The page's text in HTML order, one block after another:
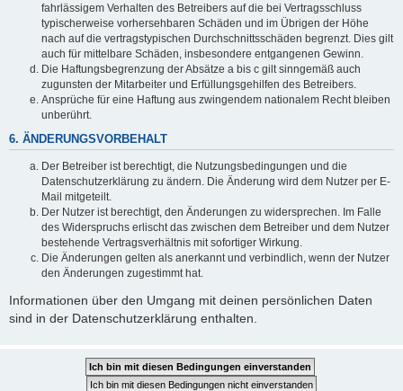
fahrlässigem Verhalten des Betreibers auf die bei Vertragsschluss
typischerweise vorhersehbaren Schäden und im Übrigen der Höhe
nach auf die vertragstypischen Durchschnittsschäden begrenzt. Dies gilt
auch für mittelbare Schäden, insbesondere entgangenen Gewinn.
Die Haftungsbegrenzung der Absätze a bis c gilt sinngemäß auch
zugunsten der Mitarbeiter und Erfüllungsgehilfen des Betreibers.
Ansprüche für eine Haftung aus zwingendem nationalem Recht bleiben
unberührt.
6. ÄNDERUNGSVORBEHALT
Der Betreiber ist berechtigt, die Nutzungsbedingungen und die
Datenschutzerklärung zu ändern. Die Änderung wird dem Nutzer per E-
Mail mitgeteilt.
Der Nutzer ist berechtigt, den Änderungen zu widersprechen. Im Falle
des Widerspruchs erlischt das zwischen dem Betreiber und dem Nutzer
bestehende Vertragsverhältnis mit sofortiger Wirkung.
Die Änderungen gelten als anerkannt und verbindlich, wenn der Nutzer
den Änderungen zugestimmt hat.
Informationen über den Umgang mit deinen persönlichen Daten
sind in der Datenschutzerklärung enthalten.